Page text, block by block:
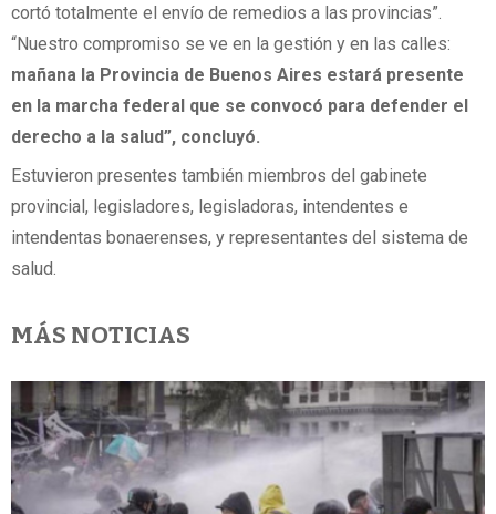
cortó totalmente el envío de remedios a las provincias”.
“Nuestro compromiso se ve en la gestión y en las calles:
mañana la Provincia de Buenos Aires estará presente
en la marcha federal que se convocó para defender el
derecho a la salud”, concluyó.
Estuvieron presentes también miembros del gabinete
provincial, legisladores, legisladoras, intendentes e
intendentas bonaerenses, y representantes del sistema de
salud.
MÁS NOTICIAS